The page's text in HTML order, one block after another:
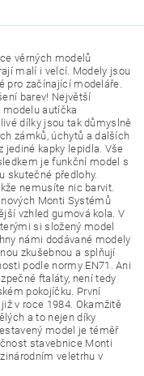
věrných modelů
malí i velcí. Modely jsou
pro začínající modeláře.
barev! Největší
modelu autíčka
dílky jsou tak důmyslně
zámků, úchytů a dalších
kapky lepidla. Vše
je funkční model s
skutečné předlohy.
nemusíte nic barvit.
Monti Systémů
vzhled gumová kola. V
si složený model
námi dodávané modely
zkušebnou a splňují
podle normy EN71. Ani
ftaláty, není tedy
pokojíčku. První
v roce 1984. Okamžitě
a to nejen díky
model je téměř
stavebnice Monti
veletrhu v